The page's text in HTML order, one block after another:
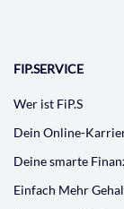
FIP.SERVICE
Wer ist FiP.S
Dein Online-
Deine smarte
Einfach Mehr